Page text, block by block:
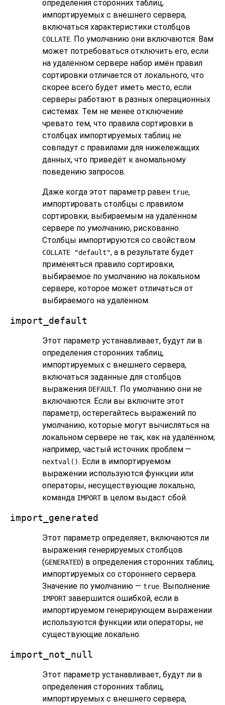
определения сторонних таблиц,
импортируемых с внешнего сервера,
включаться характеристики столбцов
COLLATE. По умолчанию они включаются. Вам
может потребоваться отключить его, если
на удалённом сервере набор имён правил
сортировки отличается от локального, что
скорее всего будет иметь место, если
серверы работают в разных операционных
системах. Тем не менее отключение
чревато тем, что правила сортировки в
столбцах импортируемых таблиц не
совпадут с правилами для нижележащих
данных, что приведёт к аномальному
поведению запросов.
Даже когда этот параметр равен true,
импортировать столбцы с правилом
сортировки, выбираемым на удалённом
сервере по умолчанию, рискованно.
Столбцы импортируются со свойством
COLLATE "default", а в результате будет
применяться правило сортировки,
выбираемое по умолчанию на локальном
сервере, которое может отличаться от
выбираемого на удалённом.
import_default
Этот параметр устанавливает, будут ли в
определения сторонних таблиц,
импортируемых с внешнего сервера,
включаться заданные для столбцов
выражения DEFAULT. По умолчанию они не
включаются. Если вы включите этот
параметр, остерегайтесь выражений по
умолчанию, которые могут вычисляться на
локальном сервере не так, как на удалённом;
например, частый источник проблем —
nextval(). Если в импортируемом
выражении используются функции или
операторы, несуществующие локально,
команда IMPORTв целом выдаст сбой.
import_generated
Этот параметр определяет, включаются ли
выражения генерируемых столбцов
(GENERATED) в определения сторонних таблиц,
импортируемых со стороннего сервера.
Значение по умолчанию — true. Выполнение
IMPORTзавершится ошибкой, если в
импортируемом генерирующем выражении
используются функции или операторы, не
существующие локально.
import_not_null
Этот параметр устанавливает, будут ли в
определения сторонних таблиц,
импортируемых с внешнего сервера,